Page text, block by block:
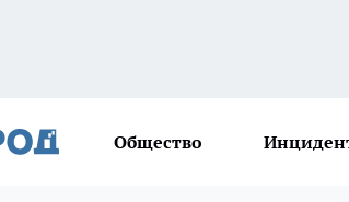
Общество